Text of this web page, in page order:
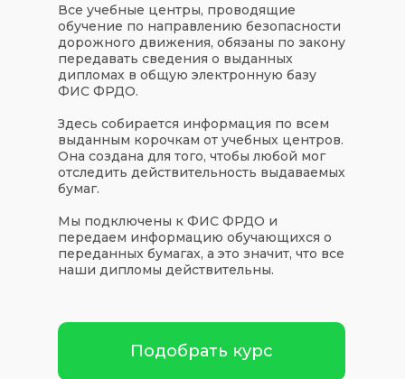
Все учебные центры, проводящие
обучение по направлению безопасности
дорожного движения, обязаны по закону
передавать сведения о выданных
дипломах в общую электронную базу
ФИС ФРДО.
Здесь собирается информация по всем
выданным корочкам от учебных центров.
Она создана для того, чтобы любой мог
отследить действительность выдаваемых
бумаг.
Мы подключены к ФИС ФРДО и
передаем информацию обучающихся о
переданных бумагах, а это значит, что все
наши дипломы действительны.
Подобрать курс